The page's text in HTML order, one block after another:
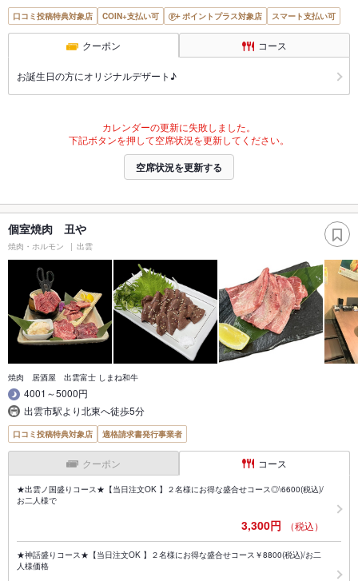
口コミ投稿特典対象店 COIN+支払い可 ポイントプラス対象店 スマート支払い可
クーポン コース
お誕生日の方にオリジナルデザート♪
カレンダーの更新に失敗しました。
下記ボタンを押して空席状況を更新してください。
空席状況を更新する
個室焼肉 丑や
焼肉・ホルモン 出雲
焼肉 居酒屋 出雲富士 しまね和牛
4001～5000円
出雲市駅より北東へ徒歩5分
口コミ投稿特典対象店 適格請求書発行事業者
クーポン コース
★出雲ノ国盛りコース★【当日注文OK 】２名様にお得な盛合せコース◎\6600(税込)/
お二人様で
3,300円 （税込）
★神話盛りコース★【当日注文OK 】２名様にお得な盛合せコース￥8800(税込)/お二
人様価格